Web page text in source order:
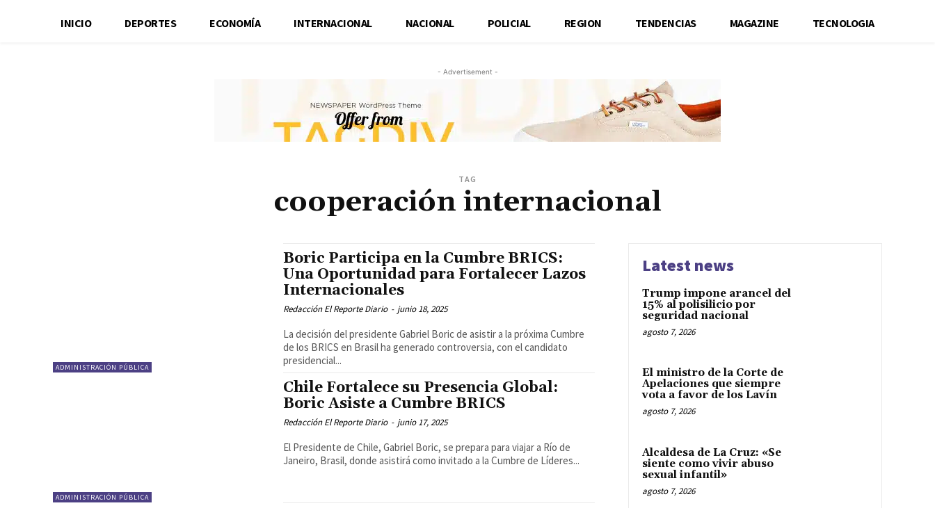
INICIO DEPORTES ECONOMÍA INTERNACIONAL NACIONAL POLICIAL REGION TENDENCIAS MAGAZINE TECNOLOGIA
- Advertisement -
TAG
cooperación internacional
ADMINISTRACIÓN PÚBLICA
Boric Participa en la Cumbre BRICS:
Una Oportunidad para Fortalecer Lazos
Internacionales
Redacción El Reporte Diario - junio 18, 2025
La decisión del presidente Gabriel Boric de asistir a la próxima Cumbre
de los BRICS en Brasil ha generado controversia, con el candidato
presidencial...
ADMINISTRACIÓN PÚBLICA
Chile Fortalece su Presencia Global:
Boric Asiste a Cumbre BRICS
Redacción El Reporte Diario - junio 17, 2025
El Presidente de Chile, Gabriel Boric, se prepara para viajar a Río de
Janeiro, Brasil, donde asistirá como invitado a la Cumbre de Líderes...
Latest news
Trump impone arancel del
15% al polisilicio por
seguridad nacional
agosto 7, 2026
El ministro de la Corte de
Apelaciones que siempre
vota a favor de los Lavín
agosto 7, 2026
Alcaldesa de La Cruz: «Se
siente como vivir abuso
sexual infantil»
agosto 7, 2026